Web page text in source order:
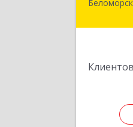
Беломорск
г.